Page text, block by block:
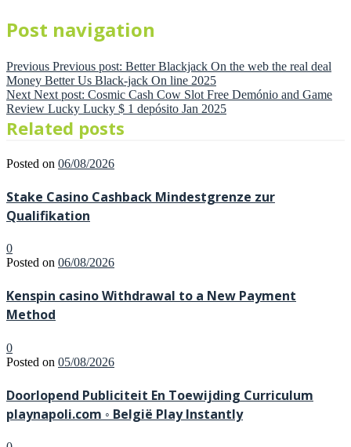
Post navigation
Previous Previous post: Better Blackjack On the web the real deal
Money Better Us Black-jack On line 2025
Next Next post: Cosmic Cash Cow Slot Free Demónio and Game
Review Lucky Lucky $ 1 depósito Jan 2025
Related posts
Posted on 06/08/2026
Stake Casino Cashback Mindestgrenze zur
Qualifikation
0
Posted on 06/08/2026
Kenspin casino Withdrawal to a New Payment
Method
0
Posted on 05/08/2026
Doorlopend Publiciteit En Toewijding Curriculum
playnapoli.com ◦ België Play Instantly